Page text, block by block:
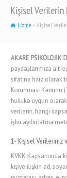
Kişisel Verilerin
Home Kişisel
AKARE PSİKOLOJİK
paydaşlarımıza ait
sıfatına haiz olarak
Korunması Kanunu
hukuka uygun
verilerin, hangi
işbu aydınlatma
1- Kişisel Verileriniz
KVKK Kapsamında
kişiye ilişkin ad,